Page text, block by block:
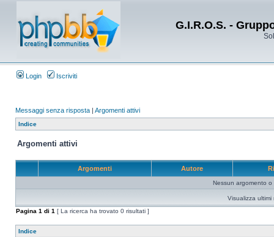
G.I.R.O.S. -
Login Iscriviti
Messaggi senza risposta | Argomenti attivi
Indice
Argomenti attivi
Argomenti Autore
Nessun argomento o
Visualizza ultimi
Pagina 1 di 1 [ La ricerca ha trovato 0 risultati ]
Indice